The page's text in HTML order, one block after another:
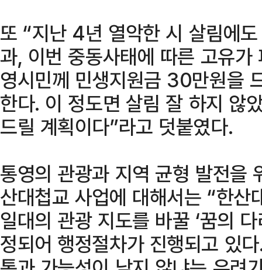
또 “지난 4년 열악한 시 살림에
과, 이번 중동사태에 따른 고유
영시민께 민생지원금 30만원을
한다. 이 정도면 살림 잘 하지 않
드릴 계획이다”라고 덧붙였다.
통영의 관광과 지역 균형 발전을
산대첩교 사업에 대해서는 “한산
일대의 관광 지도를 바꿀 ‘꿈의
정되어 행정절차가 진행되고 있